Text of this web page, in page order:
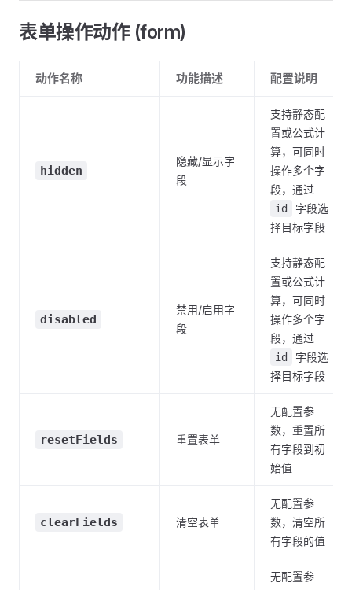
表单操作动作 (form)
动作名称 功能描述 配置说明
hidden
隐藏/显示字
段
支持静态配
置或公式计
算，可同时
操作多个字
段，通过
id
字段选
择目标字段
disabled
禁用/启用字
段
支持静态配
置或公式计
算，可同时
操作多个字
段，通过
id
字段选
择目标字段
resetFields 重置表单
无配置参
数，重置所
有字段到初
始值
clearFields 清空表单
无配置参
数，清空所
有字段的值
无配置参